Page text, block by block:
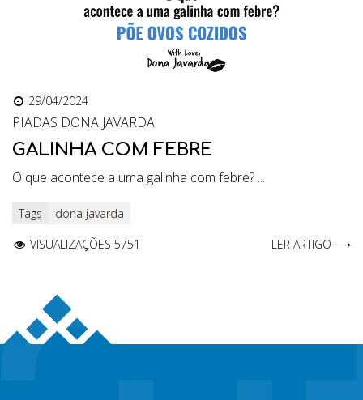
29/04/2024
PIADAS DONA JAVARDA
GALINHA COM FEBRE
O que acontece a uma galinha com febre? ...
Tags
dona javarda
VISUALIZAÇÕES 5751
LER ARTIGO ⟶